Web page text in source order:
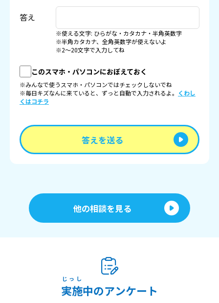
答え
※使える文字: ひらがな・カタカナ・半角英数字
※半角カタカナ、全角英数字が使えないよ
※2〜20文字で入力してね
このスマホ・パソコンにおぼえておく
※みんなで使うスマホ・パソコンではチェックしないでね
※毎日キズなんに来ていると、ずっと自動で入力されるよ。 くわし
くはコチラ
答えを送る
他の相談を見る
実施
じっし
中のアンケート